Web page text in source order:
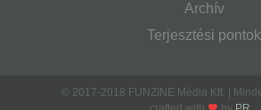
Archív
Terjesztési pontok
© 2017-2018 FUNZINE Média Kft. |